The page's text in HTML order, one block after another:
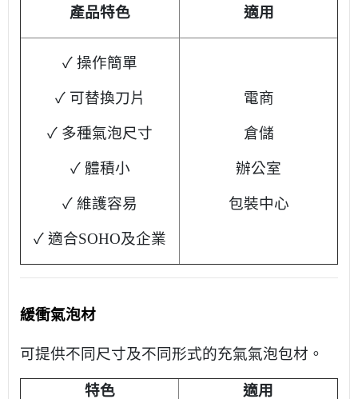
產品特色 適用
✓ 操作簡單
✓ 可替換刀片
✓ 多種氣泡尺寸
✓ 體積小
✓ 維護容易
✓ 適合SOHO及企業
電商
倉儲
辦公室
包裝中心
緩衝氣泡材
可提供不同尺寸及不同形式的充氣氣泡包材。
特色 適用